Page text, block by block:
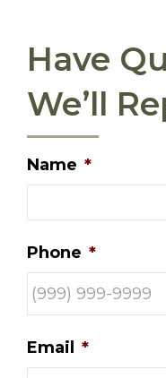
Have
We’ll
Name *
Phone *
Email *